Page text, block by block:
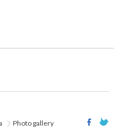
Photo gallery